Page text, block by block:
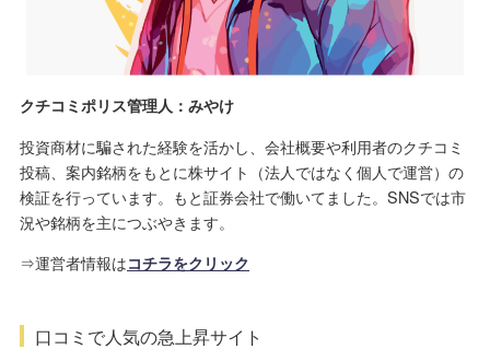
クチコミポリス管理人：みやけ
投資商材に騙された経験を活かし、会社概要や利用者のクチコミ
投稿、案内銘柄をもとに株サイト（法人ではなく個人で運営）の
検証を行っています。もと証券会社で働いてました。SNSでは市
況や銘柄を主につぶやきます。
⇒運営者情報はコチラをクリック
口コミで人気の急上昇サイト